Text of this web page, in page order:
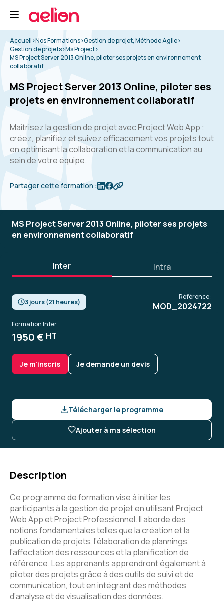
Accueil>Nos Formations>Gestion de projet, Méthode Agile>
Gestion de projets>Ms Project>
MS Project Server 2013 Online, piloter ses projets en environnement
collaboratif
MS Project Server 2013 Online, piloter ses
projets en environnement collaboratif
Maîtrisez la gestion de projet avec Project Web App :
créez, planifiez et suivez efficacement vos projets tout
en optimisant la collaboration et la communication au
sein de votre équipe.
Partager cette formation :
MS Project Server 2013 Online, piloter ses projets
en environnement collaboratif
Inter Intra
3 jours (21 heures)
Référence :
MOD_2024722
Formation Inter
1950 € HT
Je m'inscris Je demande un devis
Télécharger le programme
Ajouter à ma sélection
Description
Ce programme de formation vise à initier les
participants à la gestion de projet en utilisant Project
Web App et Project Professionnel. Il aborde des
notions fondamentales telles que la création et la
publication de projets, l’élaboration de plannings,
l’affectation des ressources et la planification de
référence. Les apprenants apprendront également à
piloter des projets grâce à des outils de suivi et de
communication, tout en intégrant des méthodes
d’analyse et de visualisation des données.